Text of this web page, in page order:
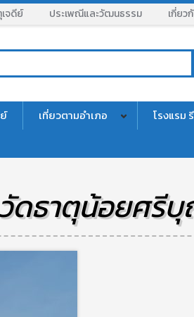
จดีย์ ประเพณีและวัฒนธรรม เกี่ยว
เที่ยวตามอำเภอ โรงแรม
วัดธาตุน้อยศรี